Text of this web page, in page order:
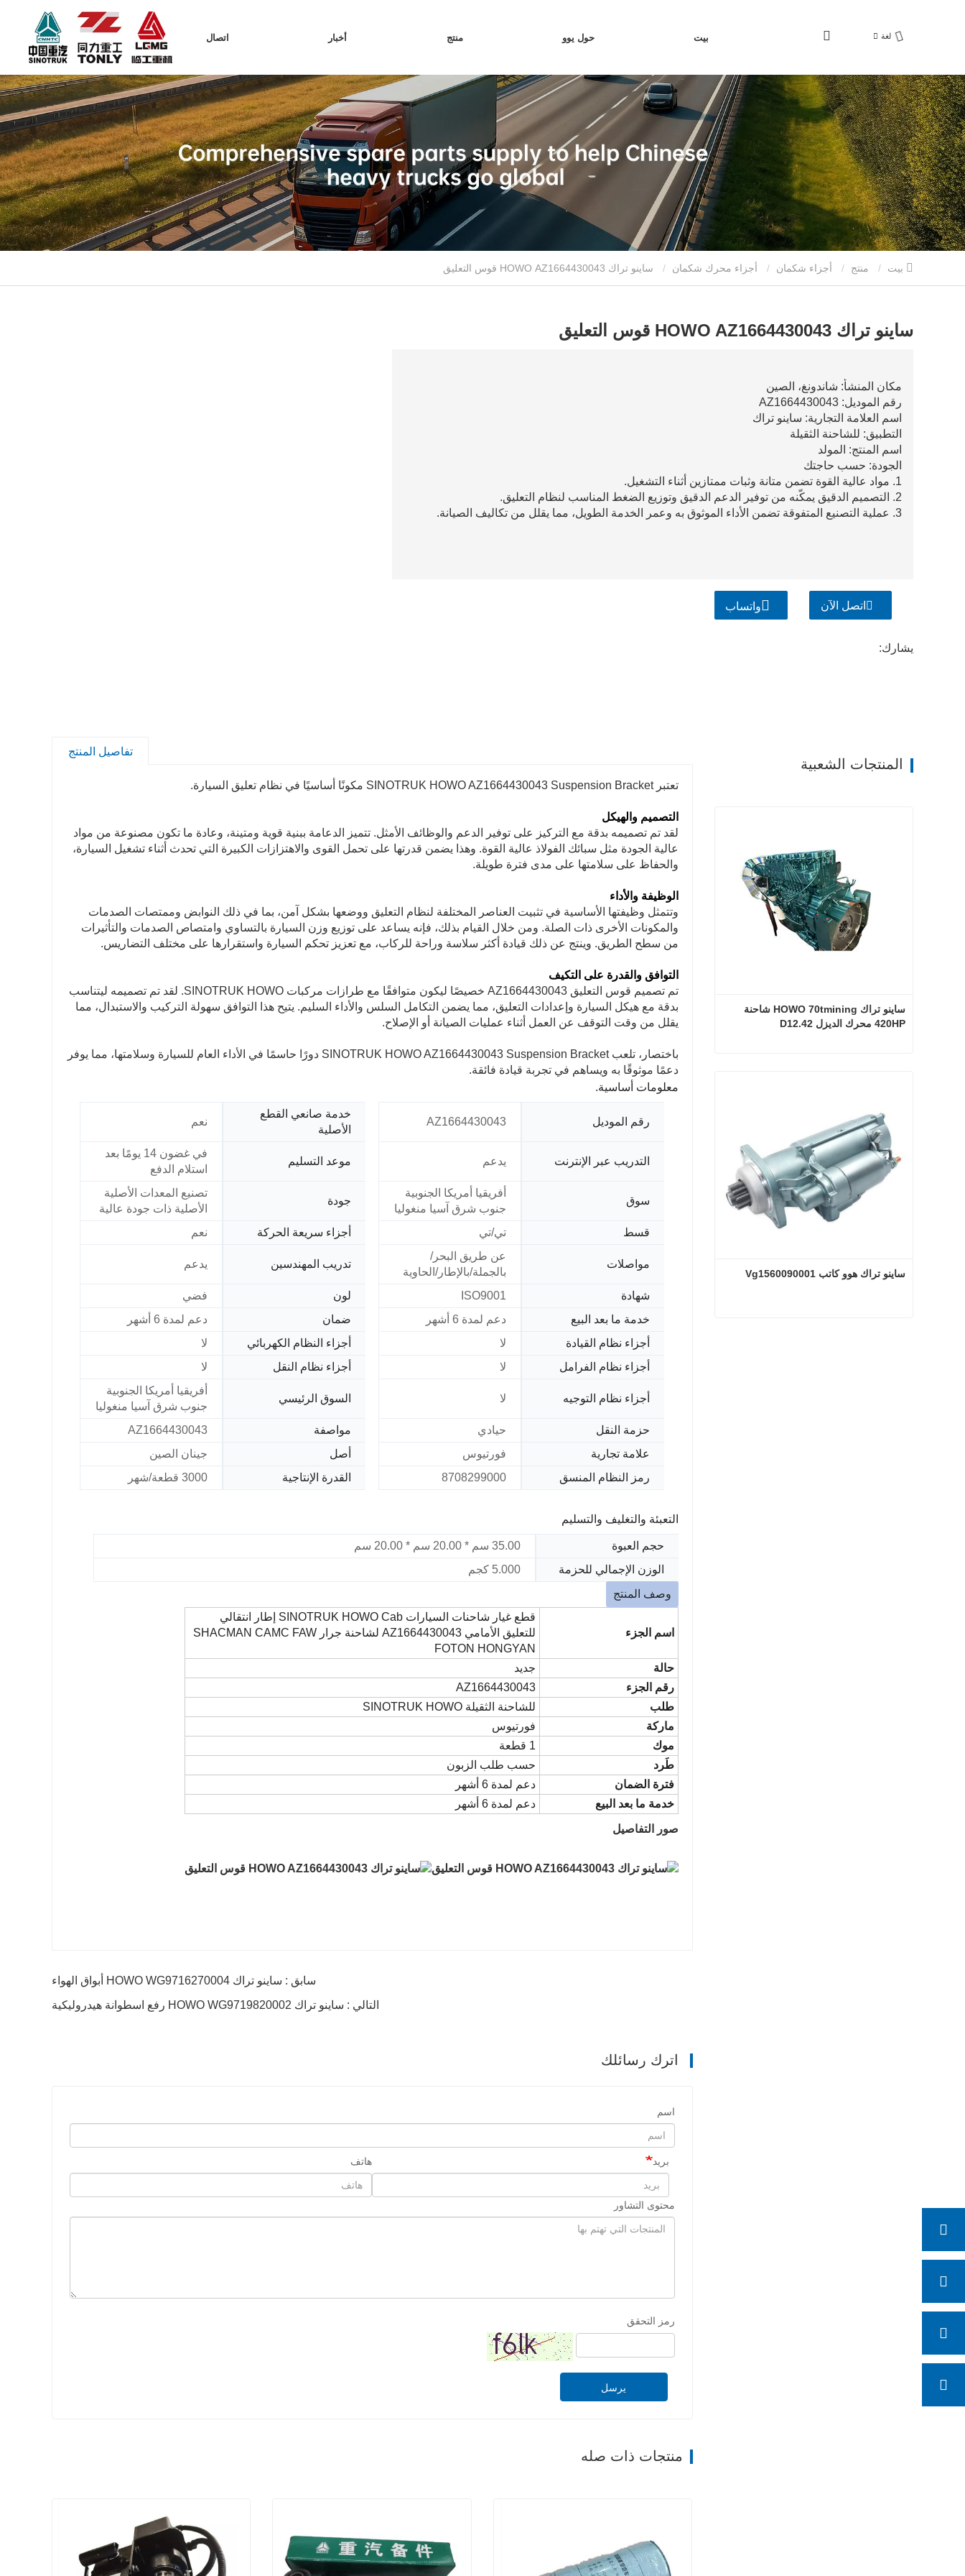
بيت حول يوو منتج أخبار اتصال لغة
منتج أجزاء شكمان أجزاء محرك شكمان
ساينو تراك HOWO AZ1664430043 قوس التعليق
مكان المنشأ: شاندونغ، الصين
رقم الموديل: AZ1664430043
اسم العلامة التجارية: ساينو تراك
التطبيق: للشاحنة الثقيلة
اسم المنتج: المولد
الجودة: حسب حاجتك
1. مواد عالية القوة تضمن متانة وثبات ممتازين أثناء التشغيل.
2. التصميم الدقيق يمكّنه من توفير الدعم الدقيق وتوزيع الضغط المناسب لنظام التعليق.
3. عملية التصنيع المتفوقة تضمن الأداء الموثوق به وعمر الخدمة الطويل، مما يقلل من تكاليف الصيانة.
اتصل الآن واتساب
يشارك:
تفاصيل المنتج
تعتبر SINOTRUK HOWO AZ1664430043 Suspension Bracket مكونًا أساسيًا في نظام تعليق السيارة.
التصميم والهيكل
لقد تم تصميمه بدقة مع التركيز على توفير الدعم والوظائف الأمثل. تتميز الدعامة ببنية قوية ومتينة، وعادة ما تكون مصنوعة من مواد
عالية الجودة مثل سبائك الفولاذ عالية القوة. وهذا يضمن قدرتها على تحمل القوى والاهتزازات الكبيرة التي تحدث أثناء تشغيل السيارة،
والحفاظ على سلامتها على مدى فترة طويلة.
الوظيفة والأداء
وتتمثل وظيفتها الأساسية في تثبيت العناصر المختلفة لنظام التعليق ووضعها بشكل آمن، بما في ذلك النوابض وممتصات الصدمات
والمكونات الأخرى ذات الصلة. ومن خلال القيام بذلك، فإنه يساعد على توزيع وزن السيارة بالتساوي وامتصاص الصدمات والتأثيرات
من سطح الطريق. وينتج عن ذلك قيادة أكثر سلاسة وراحة للركاب، مع تعزيز تحكم السيارة واستقرارها على مختلف التضاريس.
التوافق والقدرة على التكيف
تم تصميم قوس التعليق AZ1664430043 خصيصًا ليكون متوافقًا مع طرازات مركبات SINOTRUK HOWO. لقد تم تصميمه ليتناسب
بدقة مع هيكل السيارة وإعدادات التعليق، مما يضمن التكامل السلس والأداء السليم. يتيح هذا التوافق سهولة التركيب والاستبدال، مما
يقلل من وقت التوقف عن العمل أثناء عمليات الصيانة أو الإصلاح.
باختصار، تلعب SINOTRUK HOWO AZ1664430043 Suspension Bracket دورًا حاسمًا في الأداء العام للسيارة وسلامتها، مما يوفر
دعمًا موثوقًا به ويساهم في تجربة قيادة فائقة.
معلومات أساسية.
رقم الموديل AZ1664430043
خدمة صانعي القطع
الأصلية
نعم
التدريب عبر الإنترنت يدعم موعد التسليم
في غضون 14 يومًا بعد
استلام الدفع
سوق
أفريقيا أمريكا الجنوبية
جنوب شرق آسيا منغوليا
جودة
تصنيع المعدات الأصلية
الأصلية ذات جودة عالية
قسط
تي/تي أجزاء سريعة الحركة نعم
مواصلات
عن طريق البحر/
بالجملة/بالإطار/الحاوية
تدريب المهندسين يدعم
شهادة ISO9001 لون
فضي
خدمة ما بعد البيع
دعم لمدة 6 أشهر ضمان
دعم لمدة 6 أشهر
أجزاء نظام القيادة
لا أجزاء النظام الكهربائي
لا
أجزاء نظام الفرامل
لا أجزاء نظام النقل لا
أجزاء نظام التوجيه لا السوق الرئيسي
أفريقيا أمريكا الجنوبية
جنوب شرق آسيا منغوليا
حزمة النقل
حيادي مواصفة
AZ1664430043
علامة تجارية
فورتيوس أصل
جينان الصين
رمز النظام المنسق
8708299000 القدرة الإنتاجية 3000 قطعة/شهر
التعبئة والتغليف والتسليم
حجم العبوة
35.00 سم * 20.00 سم * 20.00 سم
الوزن الإجمالي للحزمة
5.000 كجم
وصف المنتج
اسم الجزء
قطع غيار شاحنات السيارات SINOTRUK HOWO Cab إطار انتقالي
للتعليق الأمامي AZ1664430043 لشاحنة جرار SHACMAN CAMC FAW
FOTON HONGYAN
حالة
جديد
رقم الجزء
AZ1664430043
طلب
للشاحنة الثقيلة SINOTRUK HOWO
ماركة
فورتيوس
موك
1 قطعة
طَرد
حسب طلب الزبون
فترة الضمان
دعم لمدة 6 أشهر
خدمة ما بعد البيع
دعم لمدة 6 أشهر
صور التفاصيل
سابق : ساينو تراك HOWO WG9716270004 أبواق الهواء
التالي : ساينو تراك HOWO WG9719820002 رفع اسطوانة هيدروليكية
اترك رسائلك
اسم
بريد هاتف
محتوى التشاور
رمز التحقق
يرسل
منتجات ذات صله
المنتجات الشعبية
420HP محرك الديزل D12.42
ساينو تراك هوو كاتب Vg1560090001